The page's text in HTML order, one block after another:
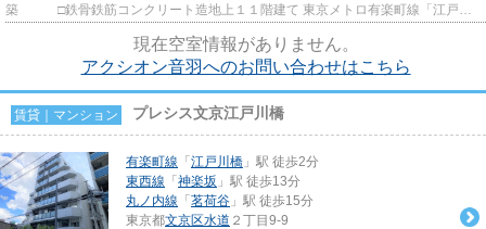
築 □鉄骨鉄筋コンクリート造地上１１階建て 東京メトロ有楽町線「江戸川
現在空室情報がありません。
アクシオン音羽へのお問い合わせはこちら
賃貸｜マンション プレシス文京江戸川橋
有楽町線 「 江戸川橋 」駅 徒歩2分
東西線 「 神楽坂 」駅 徒歩13分
丸ノ内線 「 茗荷谷 」駅 徒歩15分
東京都文京区水道 ２丁目9-9